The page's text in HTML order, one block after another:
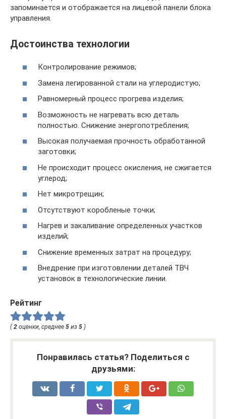
запоминается и отображается на лицевой панели блока
управления.
Достоинства технологии
Контролирование режимов;
Замена легированной стали на углеродистую;
Равномерный процесс прогрева изделия;
Возможность не нагревать всю деталь
полностью. Снижение энергопотребления;
Высокая получаемая прочность обработанной
заготовки;
Не происходит процесс окисления, не сжигается
углерод;
Нет микротрещин;
Отсутствуют коробленые точки;
Нагрев и закаливание определенных участков
изделий;
Снижение временных затрат на процедуру;
Внедрение при изготовлении деталей ТВЧ
установок в технологические линии.
Рейтинг
(2 оценки, среднее 5 из 5 )
Понравилась статья? Поделиться с
друзьями: